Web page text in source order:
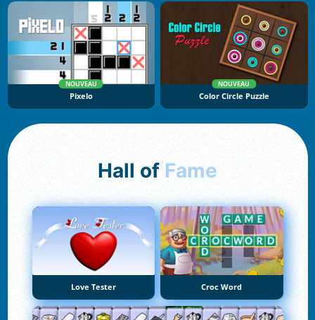
NOUVEAU
Pixelo
NOUVEAU
Color Circle Puzzle
Hall of Fame
Love Tester Croc Word